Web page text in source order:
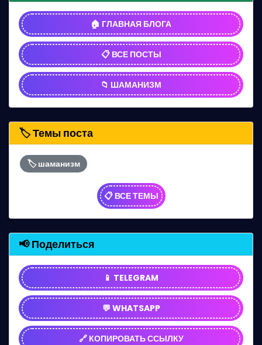
🏠 ГЛАВНАЯ БЛОГА
📋 ВСЕ ПОСТЫ
📁 ШАМАНИЗМ
🏷️ Темы поста
🏷️ шаманизм
📋 ВСЕ ТЕМЫ
📢 Поделиться
📱 TELEGRAM
💬 WHATSAPP
🔗 КОПИРОВАТЬ ССЫЛКУ